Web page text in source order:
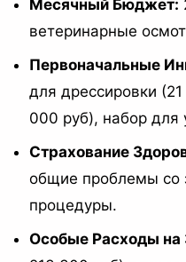
Месячный Бюджет:
ветеринарные
Первоначальные
для дрессировки
000 руб), набор для
Страхование
общие проблемы со
процедуры.
Особые Расходы на